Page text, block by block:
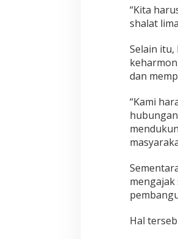
r
i
a
I
s
l
a
d
i
B
a
n
a
A
c
e
“Kita
shalat
Selain
dan
“Kami
Hal